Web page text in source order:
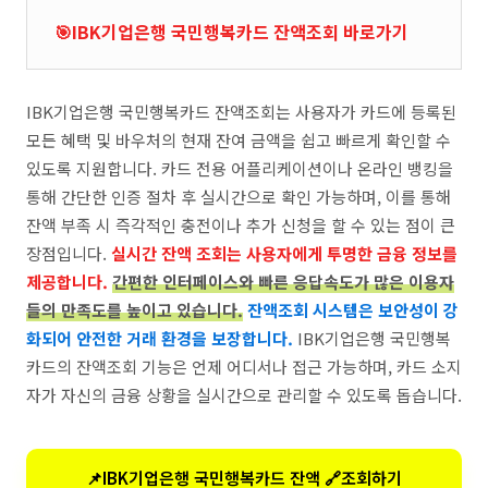
🎯IBK기업은행 국민행복카드 잔액조회 바로가기
IBK기업은행 국민행복카드 잔액조회는 사용자가 카드에 등록된
모든 혜택 및 바우처의 현재 잔여 금액을 쉽고 빠르게 확인할 수
있도록 지원합니다. 카드 전용 어플리케이션이나 온라인 뱅킹을
통해 간단한 인증 절차 후 실시간으로 확인 가능하며, 이를 통해
잔액 부족 시 즉각적인 충전이나 추가 신청을 할 수 있는 점이 큰
장점입니다. 실시간 잔액 조회는 사용자에게 투명한 금융 정보를
제공합니다. 간편한 인터페이스와 빠른 응답속도가 많은 이용자
들의 만족도를 높이고 있습니다.잔액조회 시스템은 보안성이 강
화되어 안전한 거래 환경을 보장합니다. IBK기업은행 국민행복
카드의 잔액조회 기능은 언제 어디서나 접근 가능하며, 카드 소지
자가 자신의 금융 상황을 실시간으로 관리할 수 있도록 돕습니다.
📌IBK기업은행 국민행복카드 잔액 🔗조회하기